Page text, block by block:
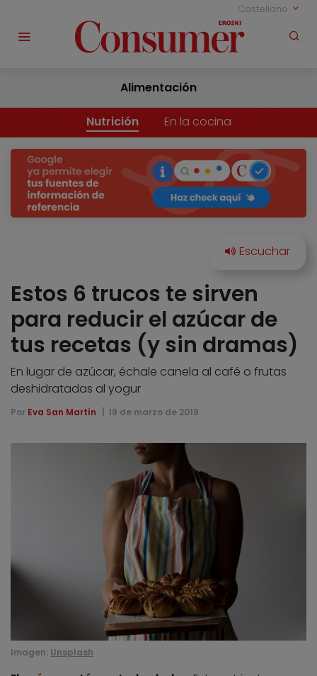
Castellano
Alimentación
Nutrición En la cocina
Estos 6 trucos te sirven
para reducir el azúcar de
tus recetas (y sin dramas)
En lugar de azúcar, échale canela al café o frutas
deshidratadas al yogur
Por Eva San Martín 19 de marzo de 2019
Imagen: Unsplash